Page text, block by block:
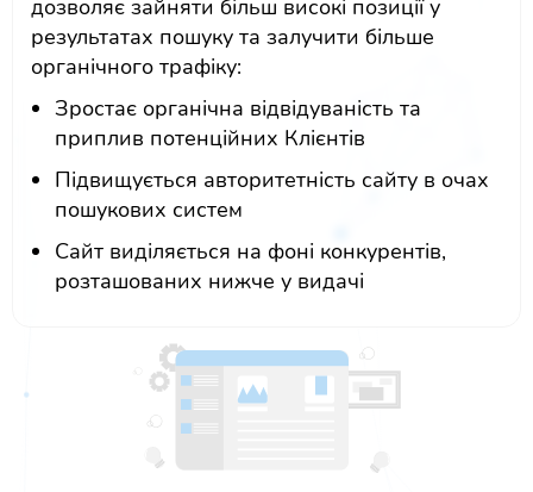
дозволяє зайняти більш високі позиції у
результатах пошуку та залучити більше
органічного трафіку:
Зростає органічна відвідуваність та
приплив потенційних Клієнтів
Підвищується авторитетність сайту в очах
пошукових систем
Сайт виділяється на фоні конкурентів,
розташованих нижче у видачі